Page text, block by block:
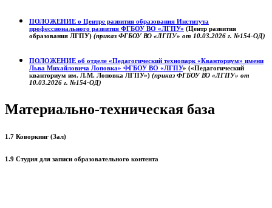
ПОЛОЖЕНИЕ о Центре развития образования Института
профессионального развития ФГБОУ ВО «ЛГПУ» (Центр развития
образования ЛГПУ) (приказ ФГБОУ ВО «ЛГПУ» от 10.03.2026 г. №154-ОД)
ПОЛОЖЕНИЕ об отделе «Педагогический технопарк «Кванториум» имени
Льва Михайловича Лоповка» ФГБОУ ВО «ЛГПУ» («Педагогический
кванториум им. Л.М. Лоповка ЛГПУ») (приказ ФГБОУ ВО «ЛГПУ» от
10.03.2026 г. №154-ОД)
Материально-техническая база
1.7 Коворкинг (Зал)
1.9 Студия для записи образовательного контента